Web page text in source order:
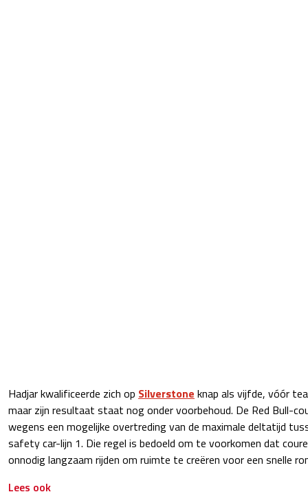
Hadjar kwalificeerde zich op Silverstone knap als vijfde, vóór
maar zijn resultaat staat nog onder voorbehoud. De Red Bull-
wegens een mogelijke overtreding van de maximale deltatijd
safety car-lijn 1. Die regel is bedoeld om te voorkomen dat
onnodig langzaam rijden om ruimte te creëren voor een snelle
Lees ook